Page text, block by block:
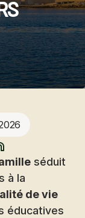
séduit
à la
de vie
éducatives